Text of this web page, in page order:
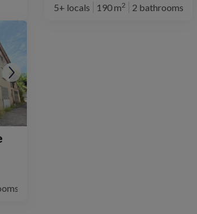
5+ locals
190 m2 2 bathrooms